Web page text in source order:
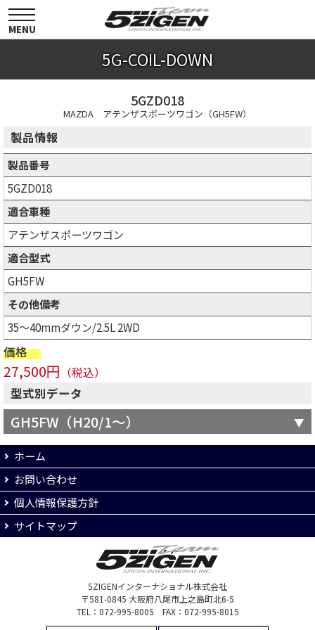
toggle
navigation
MENU
5G-COIL-DOWN
5GZD018
MAZDA アテンザスポーツワゴン（GH5FW）
製品情報
製品番号
5GZD018
適合車種
アテンザスポーツワゴン
適合型式
GH5FW
その他備考
35～40mmダウン/2.5L 2WD
価格
27,500円 （税込）
型式別データ
GH5FW（H20/1～）
ホーム
お問い合わせ
個人情報保護方針
サイトマップ
5ZIGENインターナショナル株式会社
〒581-0845 大阪府八尾市上之島町北6-5
TEL：072-995-8005 FAX：072-995-8015